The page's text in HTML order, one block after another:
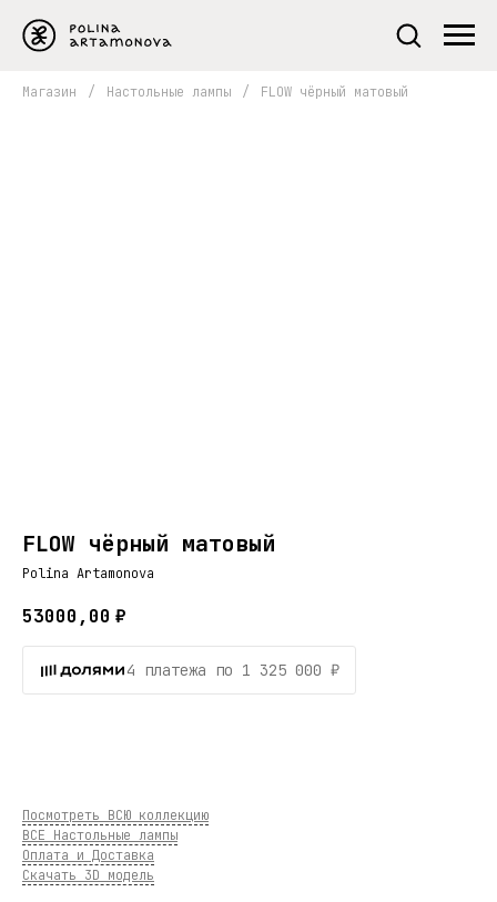
Магазин / Настольные лампы / FLOW чёрный матовый
FLOW чёрный матовый
Polina Artamonova
53000,00 ₽
4 платежа по 1 325 000 ₽
Посмотреть ВСЮ коллекцию
ВСЕ Настольные лампы
Оплата и Доставка
Скачать 3D модель